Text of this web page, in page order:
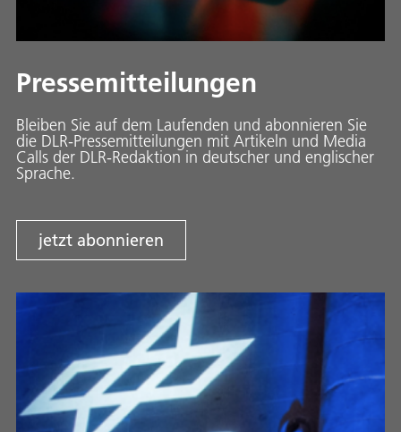
Pressemitteilungen
Bleiben Sie auf dem Laufenden und abonnieren Sie
die DLR-Pressemitteilungen mit Artikeln und Media
Calls der DLR-Redaktion in deutscher und englischer
Sprache.
jetzt abonnieren